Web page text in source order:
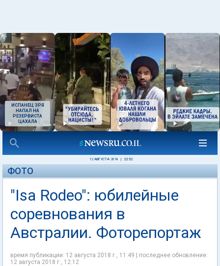
ИСПАНЕЦ ЗРЯ
НАПАЛ НА
РЕЗЕРВИСТА
ЦАХАЛА
12 АВГУСТА 2018 22:52
ФОТО
"Isa Rodeo": юбилейные
соревнования в
Австралии. Фоторепортаж
время публикации: 12 августа 2018 г., 11:49 | последнее обновление:
12 августа 2018 г., 12:12